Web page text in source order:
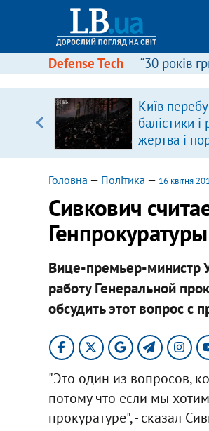
Defense Tech “30 років
Київ
балістики
жертва і
Головна — Політика — 16 квітня
Сивкович
Генпрокуратуры
Вице-премьер-министр
работу Генеральной
обсудить этот вопрос с
"Это один из вопросов,
потому что если мы
прокуратуре", - сказал